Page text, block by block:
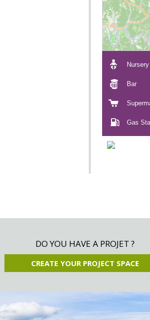
Nursery
Bar
Gas
DO YOU HAVE A PROJET ?
CREATE YOUR PROJECT SPACE